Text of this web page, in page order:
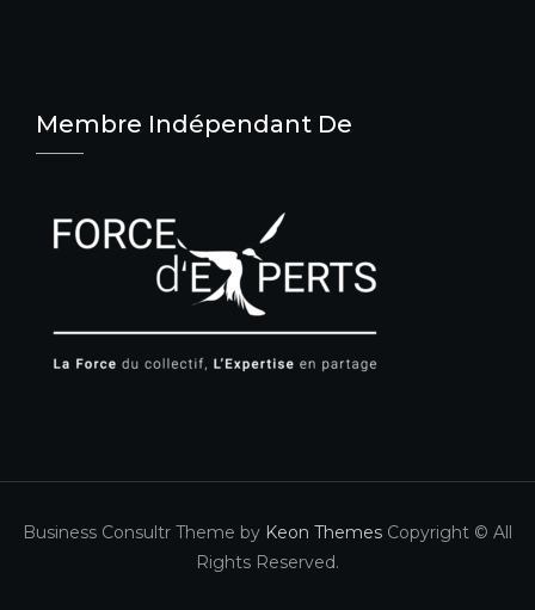
Membre Indépendant De
Business Consultr Theme by Keon Themes Copyright © All
Rights Reserved.